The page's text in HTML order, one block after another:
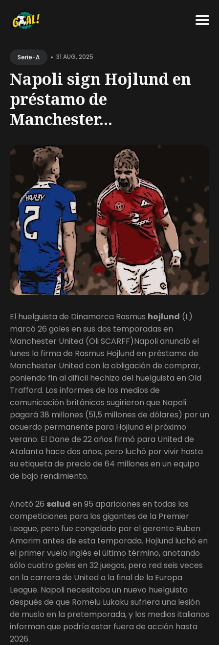
forSerie-A • 31 AUG, 2025
Napoli sign Hojlund en
préstamo de
Manchester...
El huelguista de Dinamarca Rasmus hojlund (L)
marcó 26 goles en sus dos temporadas en
Manchester United (Oli SCARFF)Napoli anunció el
lunes la firma de Rasmus Hojlund en préstamo de
Manchester United con la obligación de comprar,
poniendo fin al difícil hechizo del huelguista en Old
Trafford. Los informes de los medios de
comunicación británicos sugirieron que Napoli
pagará 38 millones (51,5 millones de dólares) por un
acuerdo permanente para Hojlund el próximo
verano. El Dane de 22 años firmó para United de
Atalanta hace dos años, pero luchó por vivir hasta
su etiqueta de precio de 64 millones en un equipo
de bajo rendimiento.
Anotó 26 salud en 95 apariciones en todas las
competiciones para los gigantes de la Premier
League, pero fue congelado por el gerente Ruben
Amorim antes de esta temporada. Hojlund luchó en
el primer vuelo inglés el último término, anotando
sólo cuatro goles en 32 juegos, pero red seis veces
en la carrera de United a la final de la Europa
League. Napoli necesitaba un nuevo huelguista
después de que Romelu Lukaku sufriera una lesión
de muslo en la pretemporada, y los medios italianos
informan que podría estar fuera de acción hasta
2026.